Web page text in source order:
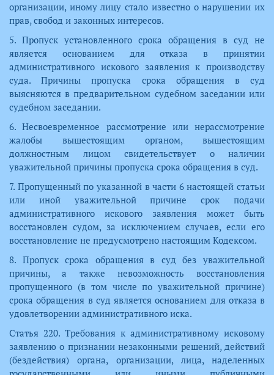
организации, иному лицу стало известно о нарушении их
прав, свобод и законных интересов.
5. Пропуск установленного срока обращения в суд не
является основанием для отказа в принятии
административного искового заявления к производству
суда. Причины пропуска срока обращения в суд
выясняются в предварительном судебном заседании или
судебном заседании.
6. Несвоевременное рассмотрение или нерассмотрение
жалобы вышестоящим органом, вышестоящим
должностным лицом свидетельствует о наличии
уважительной причины пропуска срока обращения в суд.
7. Пропущенный по указанной в части 6 настоящей статьи
или иной уважительной причине срок подачи
административного искового заявления может быть
восстановлен судом, за исключением случаев, если его
восстановление не предусмотрено настоящим Кодексом.
8. Пропуск срока обращения в суд без уважительной
причины, а также невозможность восстановления
пропущенного (в том числе по уважительной причине)
срока обращения в суд является основанием для отказа в
удовлетворении административного иска.
Статья 220. Требования к административному исковому
заявлению о признании незаконными решений, действий
(бездействия) органа, организации, лица, наделенных